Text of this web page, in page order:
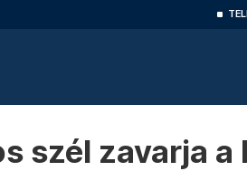
szél zavarja